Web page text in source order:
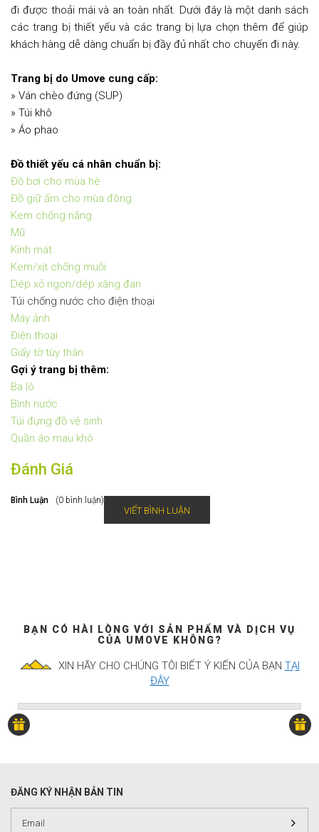
đi được thoải mái và an toàn nhất. Dưới đây là một danh sách
các trang bị thiết yếu và các trang bị lựa chọn thêm để giúp
khách hàng dễ dàng chuẩn bị đầy đủ nhất cho chuyến đi này.
Trang bị do Umove cung cấp:
» Ván chèo đứng (SUP)
» Túi khô
» Áo phao
Đồ thiết yếu cá nhân chuẩn bị:
Đồ bơi cho mùa hè
Đồ giữ ấm cho mùa đông
Kem chống nắng
Mũ
Kính mát
Kem/xịt chống muỗi
Dép xỏ ngon/dép xăng đan
Túi chống nước cho điện thoại
Máy ảnh
Điện thoại
Giấy tờ tùy thân
Gợi ý trang bị thêm:
Ba lô
Bình nước
Túi đựng đồ vệ sinh
Quần áo mau khô
Đánh Giá
Bình Luận (0 bình luận)
VIẾT BÌNH LUẬN
BẠN CÓ HÀI LÒNG VỚI SẢN PHẨM VÀ DỊCH VỤ
CỦA UMOVE KHÔNG?
XIN HÃY CHO CHÚNG TÔI BIẾT Ý KIẾN CỦA BẠN TẠI
ĐÂY
ĐĂNG KÝ NHẬN BẢN TIN